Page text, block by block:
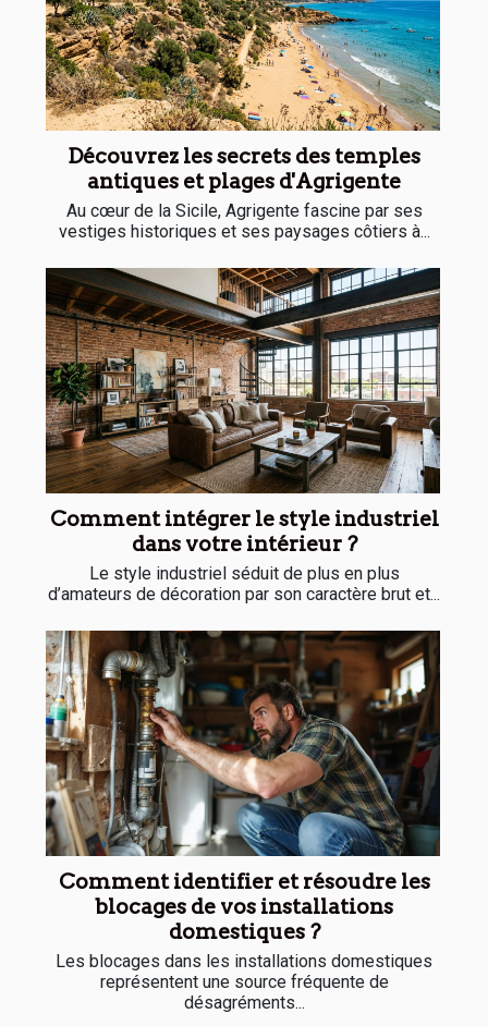
Découvrez les secrets des temples
antiques et plages d'Agrigente
Au cœur de la Sicile, Agrigente fascine par ses
vestiges historiques et ses paysages côtiers à...
Comment intégrer le style industriel
dans votre intérieur ?
Le style industriel séduit de plus en plus
d’amateurs de décoration par son caractère brut et...
Comment identifier et résoudre les
blocages de vos installations
domestiques ?
Les blocages dans les installations domestiques
représentent une source fréquente de
désagréments...